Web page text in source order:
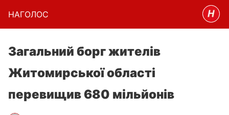
НАГОЛОC
Загальний борг жителів
Житомирської області
перевищив 680 мільйонів